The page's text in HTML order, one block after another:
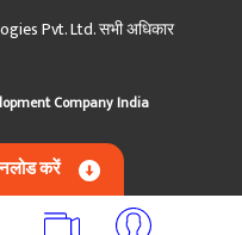
Pvt. Ltd. सभी अधिकार
Company India
करें